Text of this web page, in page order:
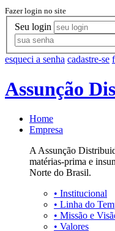
Fazer login no site
Seu login
esqueci a senha cadastre-se
Assunção
Home
Empresa
A Assunção
matérias-prima e
Norte do Brasil.
• Institucional
• Linha do
• Missão e
• Valores